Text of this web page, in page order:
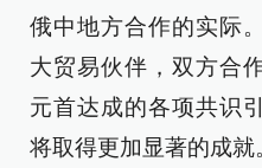
俄中地方合作的实际
大贸易伙伴，双方合
元首达成的各项共识
将取得更加显著的成就